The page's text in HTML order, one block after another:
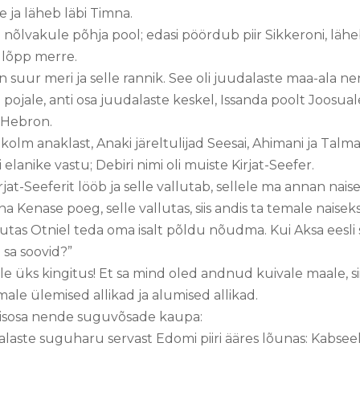
ja läheb läbi Timna.
nõlvakule põhja pool; edasi pöördub piir Sikkeroni,
lõpp merre.
suur meri ja selle rannik. See oli juudalaste maa-ala
anti osa juudalaste keskel, Issanda poolt
anaklast, Anaki järeltulijad Seesai, Ahimani ja
vastu; Debiri nimi oli muiste Kirjat-Seefer.
Seeferit lööb ja selle vallutab, sellele ma annan
Kenase poeg, selle vallutas, siis andis ta temale
Otniel teda oma isalt põldu nõudma. Kui Aksa eesli
soovid?”
üks kingitus! Et sa mind oled andnud kuivale maale,
ülemised allikad ja alumised allikad.
nende suguvõsade kaupa:
suguharu servast Edomi piiri ääres lõunas: